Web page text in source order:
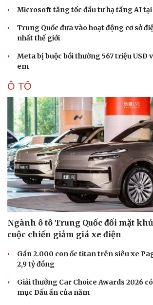
Sức khỏe
Dinh dưỡng - món ngon
Cây thuốc
Sản phụ khoa
Nhi khoa
Nam khoa
Làm đẹp - giảm cân
Phòng mạch online
Ăn sạch sống khỏe
Đời sống
Nhà đẹp
Blog
Tình yêu -
Microsoft tăng tốc đầu tư hạ tầng AI
Trung Quốc đưa vào hoạt động cơ sở
nhất thế giới
Meta bị buộc bồi thường 567 triệu USD
em
Ô TÔ
Ngành ô tô Trung Quốc đối mặt
cuộc chiến giảm giá xe điện
Gần 2.000 con ốc titan trên siêu xe
2,9 tỷ đồng
Giải thưởng Car Choice Awards 2026
mục Dấu ấn của năm